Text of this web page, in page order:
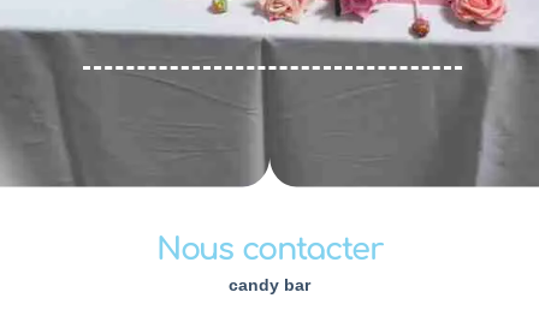
Nous contacter
candy bar